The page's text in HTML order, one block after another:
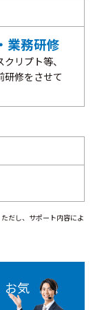
業務研修
リプト等、
研修をさせて
だし、サポート内容によ
お気